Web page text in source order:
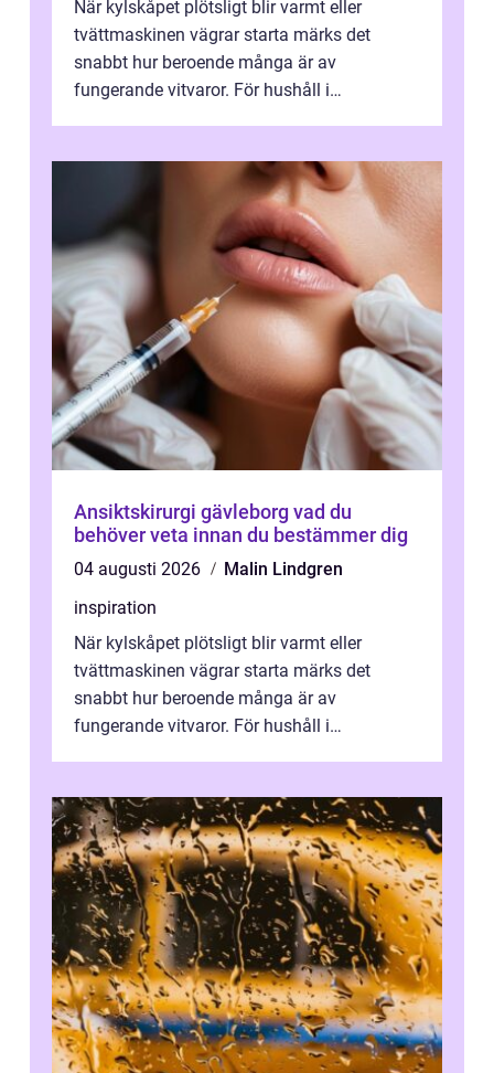
När kylskåpet plötsligt blir varmt eller
tvättmaskinen vägrar starta märks det
snabbt hur beroende många är av
fungerande vitvaror. För hushåll i
Ansiktskirurgi gävleborg vad du
behöver veta innan du bestämmer dig
04 augusti 2026
Malin Lindgren
inspiration
När kylskåpet plötsligt blir varmt eller
tvättmaskinen vägrar starta märks det
snabbt hur beroende många är av
fungerande vitvaror. För hushåll i